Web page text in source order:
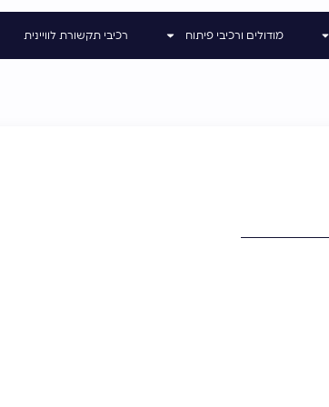
מודולים ורכיבי פיתוח רכיבי תקשורת לוויינית